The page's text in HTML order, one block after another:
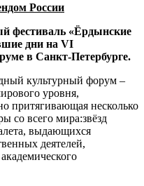
фестиваль «Ёрдынские
дни на VI
в Санкт-Петербурге.
культурный форум –
уровня,
притягивающая несколько
со всего мира:звёзд
выдающихся
деятелей,